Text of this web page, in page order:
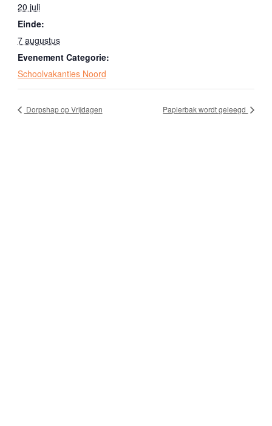
20 juli
Einde:
7 augustus
Evenement Categorie:
Schoolvakanties Noord
Dorpshap op Vrijdagen Papierbak wordt geleegd